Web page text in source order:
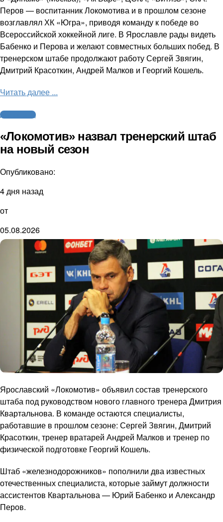
Перов — воспитанник Локомотива и в прошлом сезоне
возглавлял ХК «Югра», приводя команду к победе во
Всероссийской хоккейной лиге. В Ярославле рады видеть
Бабенко и Перова и желают совместных больших побед. В
тренерском штабе продолжают работу Сергей Звягин,
Дмитрий Красоткин, Андрей Малков и Георгий Кошель.
Читать далее ...
Другие виды
«Локомотив» назвал тренерский штаб
на новый сезон
Опубликовано:
4 дня назад
от
05.08.2026
Ярославский «Локомотив» объявил состав тренерского
штаба под руководством нового главного тренера Дмитрия
Квартальнова. В команде остаются специалисты,
работавшие в прошлом сезоне: Сергей Звягин, Дмитрий
Красоткин, тренер вратарей Андрей Малков и тренер по
физической подготовке Георгий Кошель.
Штаб «железнодорожников» пополнили два известных
отечественных специалиста, которые займут должности
ассистентов Квартальнова — Юрий Бабенко и Александр
Перов.